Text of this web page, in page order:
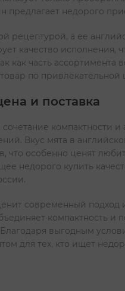
предлагает недорого
рецептурой, а ее
качество исполнения,
как часть
по
и поставка
компактности
Вкус мята в
что особенно ценят
недорого купить
современный
компактность
выгодным
для тех, кто ищет